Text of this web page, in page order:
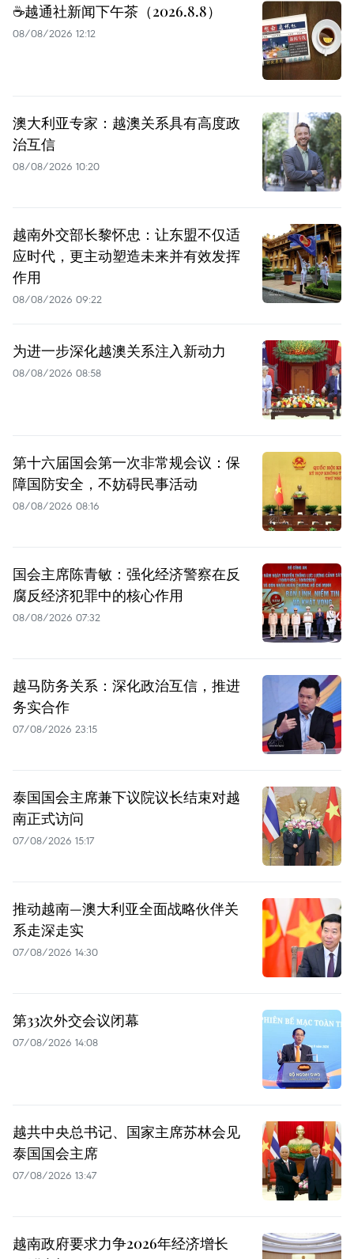
☕️越通社新闻下午茶（2026.8.8）
08/08/2026 12:12
澳大利亚专家：越澳关系具有高度政
治互信
08/08/2026 10:20
越南外交部长黎怀忠：让东盟不仅适
应时代，更主动塑造未来并有效发挥
作用
08/08/2026 09:22
为进一步深化越澳关系注入新动力
08/08/2026 08:58
第十六届国会第一次非常规会议：保
障国防安全，不妨碍民事活动
08/08/2026 08:16
国会主席陈青敏：强化经济警察在反
腐反经济犯罪中的核心作用
08/08/2026 07:32
越马防务关系：深化政治互信，推进
务实合作
07/08/2026 23:15
泰国国会主席兼下议院议长结束对越
南正式访问
07/08/2026 15:17
推动越南—澳大利亚全面战略伙伴关
系走深走实
07/08/2026 14:30
第33次外交会议闭幕
07/08/2026 14:08
越共中央总书记、国家主席苏林会见
泰国国会主席
07/08/2026 13:47
越南政府要求力争2026年经济增长